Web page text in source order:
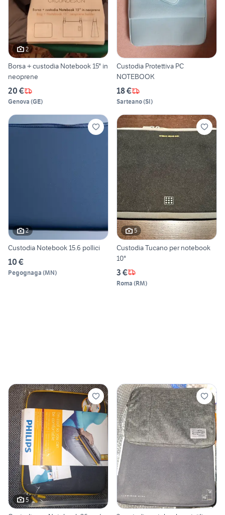
2
Borsa + custodia Notebook 15" in
neoprene
20 €
Genova (GE)
Custodia Protettiva PC
NOTEBOOK
18 €
Sarteano(SI)
2
Custodia Notebook 15.6 pollici
10 €
Pegognaga (MN)
5
Custodia Tucano per notebook
10"
3 €
Roma (RM)
5